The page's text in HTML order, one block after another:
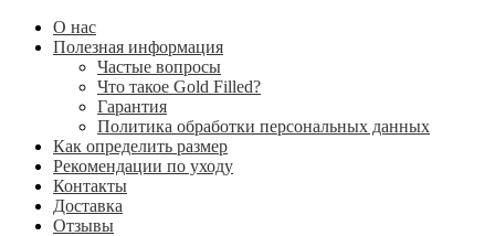
О нас
Полезная информация
Частые вопросы
Что такое Gold Filled?
Гарантия
Политика обработки персональных данных
Как определить размер
Рекомендации по уходу
Контакты
Доставка
Отзывы